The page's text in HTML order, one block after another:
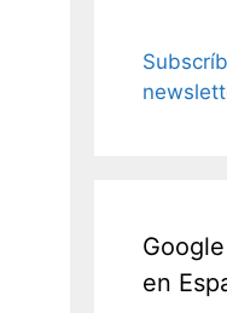
en